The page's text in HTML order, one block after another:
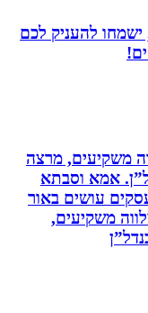
להעניק לכם
מרצה
וסבתא
עושים באור